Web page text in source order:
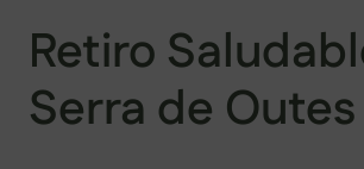
Retiro
Serra de Outes